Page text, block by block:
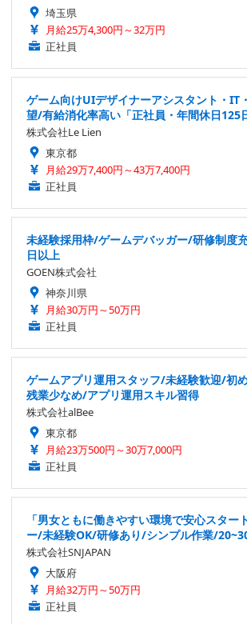
埼玉県
月給25万4,300円～32万円
正社員
ゲーム向けUIデザイナーアシスタント・IT
望/有給消化率高い「正社員・年間休日125
株式会社Le Lien
東京都
月給29万7,400円～43万7,400円
正社員
未経験採用枠/ゲームデバッガー/研修制度
日以上
GOEN株式会社
神奈川県
月給30万円～50万円
正社員
ゲームアプリ運用スタッフ/未経験歓迎/初
残業少なめ/アプリ運用スキル習得
株式会社alBee
東京都
月給23万500円～30万7,000円
正社員
「男女ともに働きやすい環境で安心スター
ー/未経験OK/研修あり/シンプル作業/
株式会社SNJAPAN
大阪府
月給32万円～50万円
正社員